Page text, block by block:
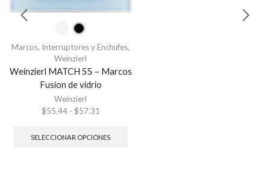
Marcos, Interruptores y Enchufes,
Weinzierl
Weinzierl MATCH 55 – Marcos
Fusion de vidrio
Weinzierl
$55.44 - $57.31
SELECCIONAR OPCIONES